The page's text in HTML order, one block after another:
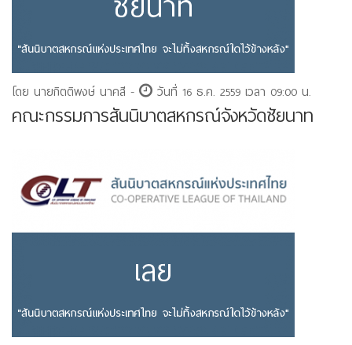
โดย นายกิตติพงษ์ นาคสี - วันที่ 16 ธ.ค. 2559 เวลา 09:00 น.
คณะกรรมการสันนิบาตสหกรณ์จังหวัดชัยนาท